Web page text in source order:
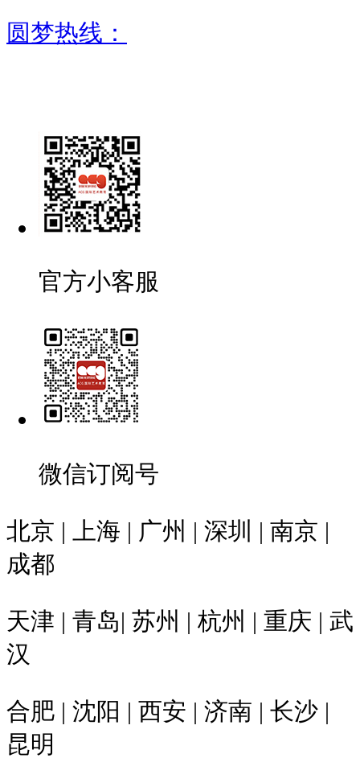
圆梦热线：
官方小客服
微信订阅号
北京 | 上海 | 广州 | 深圳 | 南京 |
成都
天津 | 青岛| 苏州 | 杭州 | 重庆 | 武
汉
合肥 | 沈阳 | 西安 | 济南 | 长沙 |
昆明